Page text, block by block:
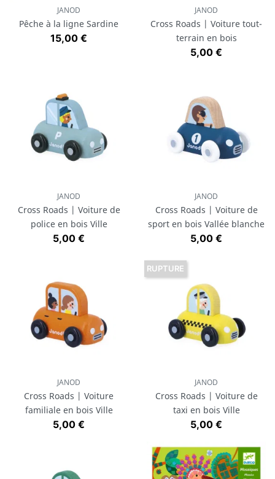
JANOD
Pêche à la ligne Sardine
Prix
15,00 €
JANOD
Cross Roads | Voiture tout-
terrain en bois
Prix
5,00 €
JANOD
Cross Roads | Voiture de
police en bois Ville
Prix
5,00 €
JANOD
Cross Roads | Voiture de
sport en bois Vallée blanche
Prix
5,00 €
JANOD
Cross Roads | Voiture
familiale en bois Ville
Prix
5,00 €
JANOD
Cross Roads | Voiture de
taxi en bois Ville
Prix
5,00 €
RUPTURE